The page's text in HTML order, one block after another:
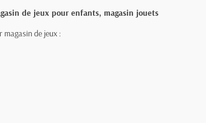
de jeux pour enfants, magasin jouets
de jeux :